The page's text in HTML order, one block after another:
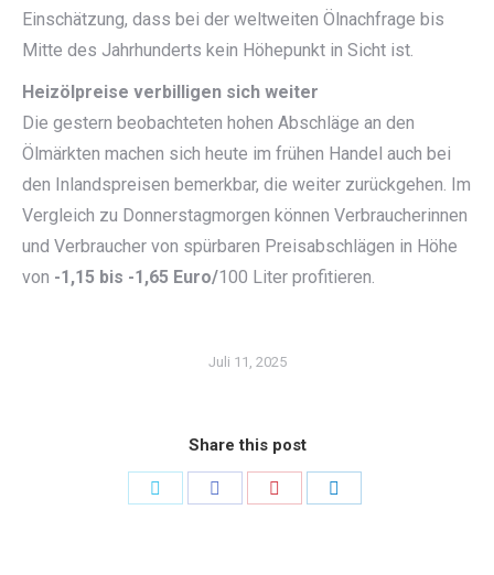
Einschätzung, dass bei der weltweiten Ölnachfrage bis
Mitte des Jahrhunderts kein Höhepunkt in Sicht ist.
Heizölpreise verbilligen sich weiter
Die gestern beobachteten hohen Abschläge an den
Ölmärkten machen sich heute im frühen Handel auch bei
den Inlandspreisen bemerkbar, die weiter zurückgehen. Im
Vergleich zu Donnerstagmorgen können Verbraucherinnen
und Verbraucher von spürbaren Preisabschlägen in Höhe
von -1,15 bis -1,65 Euro/100 Liter profitieren.
Juli 11, 2025
Share this post